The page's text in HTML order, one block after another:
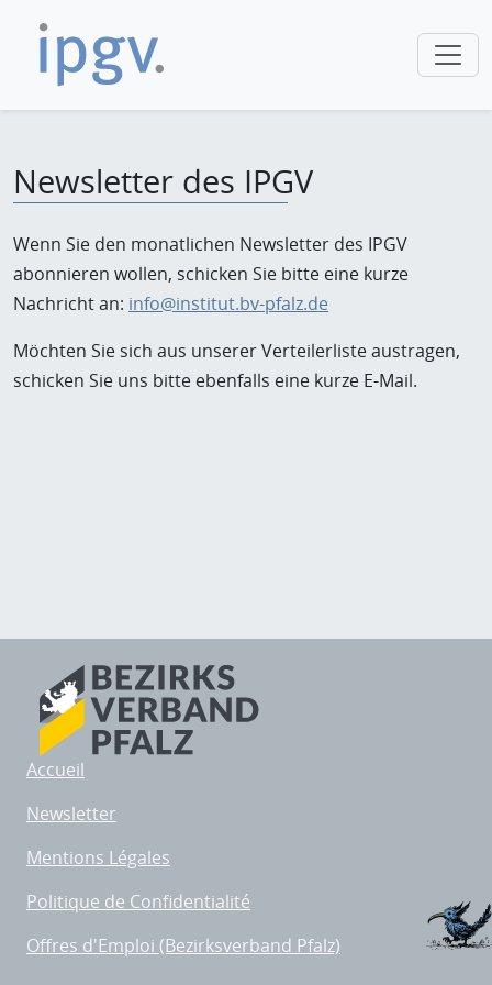
Newsletter des IPGV
Wenn Sie den monatlichen Newsletter des IPGV
abonnieren wollen, schicken Sie bitte eine kurze
Nachricht an: info@institut.bv-pfalz.de
Möchten Sie sich aus unserer Verteilerliste austragen,
schicken Sie uns bitte ebenfalls eine kurze E-Mail.
Accueil
Newsletter
Mentions Légales
Politique de Confidentialité
Offres d'Emploi (Bezirksverband Pfalz)